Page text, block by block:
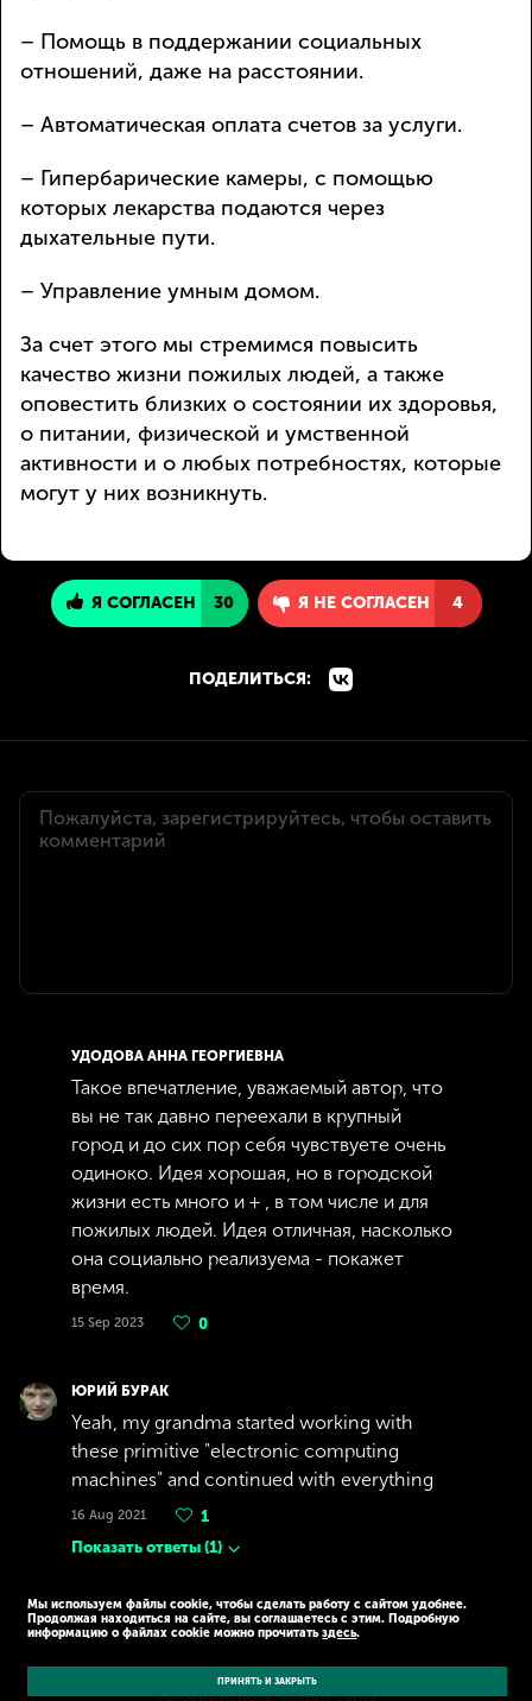
– Помощь в поддержании социальных
отношений, даже на расстоянии.
– Автоматическая оплата счетов за услуги.
– Гипербарические камеры, с помощью
которых лекарства подаются через
дыхательные пути.
– Управление умным домом.
За счет этого мы стремимся повысить
качество жизни пожилых людей, а также
оповестить близких о состоянии их здоровья,
о питании, физической и умственной
активности и о любых потребностях, которые
могут у них возникнуть.
Я СОГЛАСЕН 30 Я НЕ СОГЛАСЕН 4
ПОДЕЛИТЬСЯ:
УДОДОВА АННА ГЕОРГИЕВНА
Такое впечатление, уважаемый автор, что
вы не так давно переехали в крупный
город и до сих пор себя чувствуете очень
одиноко. Идея хорошая, но в городской
жизни есть много и + , в том числе и для
пожилых людей. Идея отличная, насколько
она социально реализуема - покажет
время.
15 Sep 2023 0
ЮРИЙ БУРАК
Yeah, my grandma started working with
these primitive "electronic computing
machines" and continued with everything
16 Aug 2021
1
Показать ответы (1)
Политика конфиденциальности
Условия использования сайта
Мы используем файлы cookie, чтобы сделать работу с сайтом удобнее.
Продолжая находиться на сайте, вы соглашаетесь с этим. Подробную
информацию о файлах cookie можно прочитатьздесь.
ПРИНЯТЬ И ЗАКРЫТЬ